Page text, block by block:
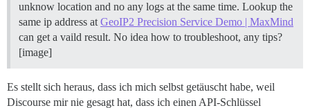
unknow location and no any logs at the same time. Lookup the
same ip address at GeoIP2 Precision Service Demo | MaxMind
can get a vaild result. No idea how to troubleshoot, any tips?
[image]
Es stellt sich heraus, dass ich mich selbst getäuscht habe, weil
Discourse mir nie gesagt hat, dass ich einen API-Schlüssel